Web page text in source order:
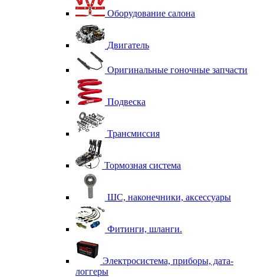
Оборудование салона
Двигатель
Оригинальные гоночные запчасти
Подвеска
Трансмиссия
Тормозная система
ШС, наконечники, аксессуары
Фитинги, шланги.
Электросистема, приборы, дата-
логгеры